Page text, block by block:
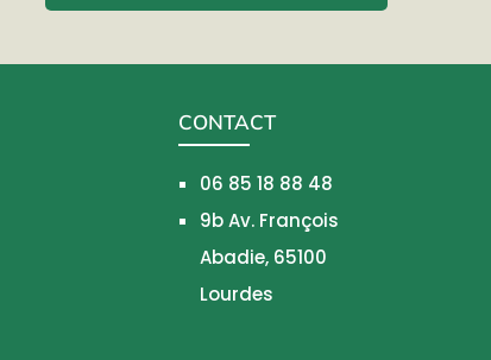
CONTACT
06 85 18 88 48
9b Av. François
Abadie, 65100
Lourdes